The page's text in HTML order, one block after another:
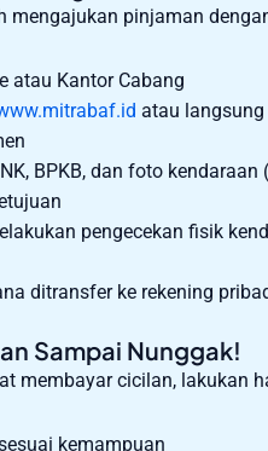
mengajukan pinjaman
atau Kantor Cabang
atau langsung
BPKB, dan foto kendaraan
pengecekan fisik
ditransfer ke rekening
Sampai Nunggak!
membayar cicilan, lakukan
kemampuan